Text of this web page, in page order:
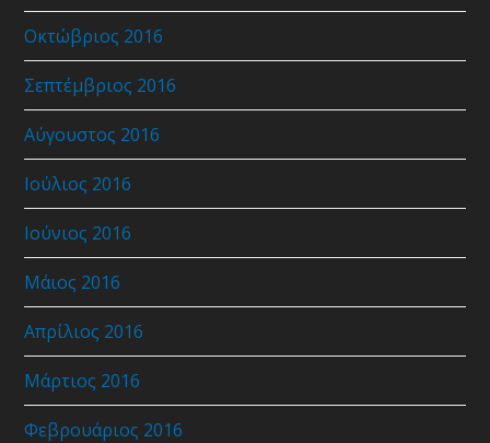
Οκτώβριος 2016
Σεπτέμβριος 2016
Αύγουστος 2016
Ιούλιος 2016
Ιούνιος 2016
Μάιος 2016
Απρίλιος 2016
Μάρτιος 2016
Φεβρουάριος 2016